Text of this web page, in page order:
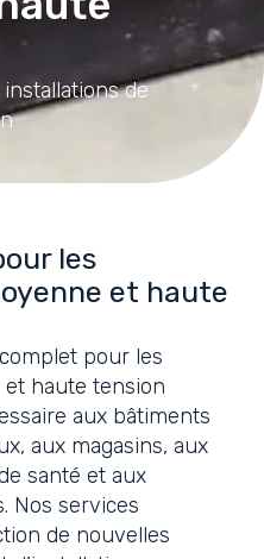
de
les
et haute
pour les
haute tension
aux bâtiments
aux magasins, aux
santé et aux
Nos services
de nouvelles